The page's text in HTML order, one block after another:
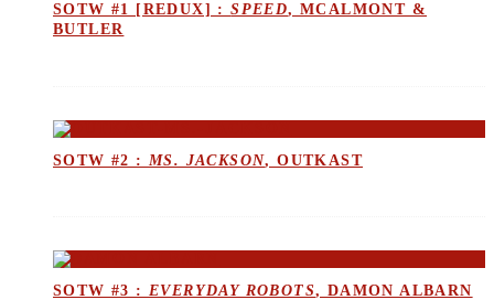
SOTW #1 [REDUX] :SPEED, MCALMONT &
BUTLER
SOTW #2 : MS. JACKSON, OUTKAST
SOTW #3 : EVERYDAY ROBOTS, DAMON ALBARN